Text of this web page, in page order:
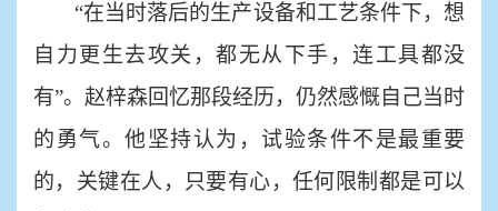
“在当时落后的生产设备和工艺条件下，想
自力更生去攻关，都无从下手，连工具都没
有”。赵梓森回忆那段经历，仍然感慨自己当时
的勇气。他坚持认为，试验条件不是最重要
的，关键在人，只要有心，任何限制都是可以